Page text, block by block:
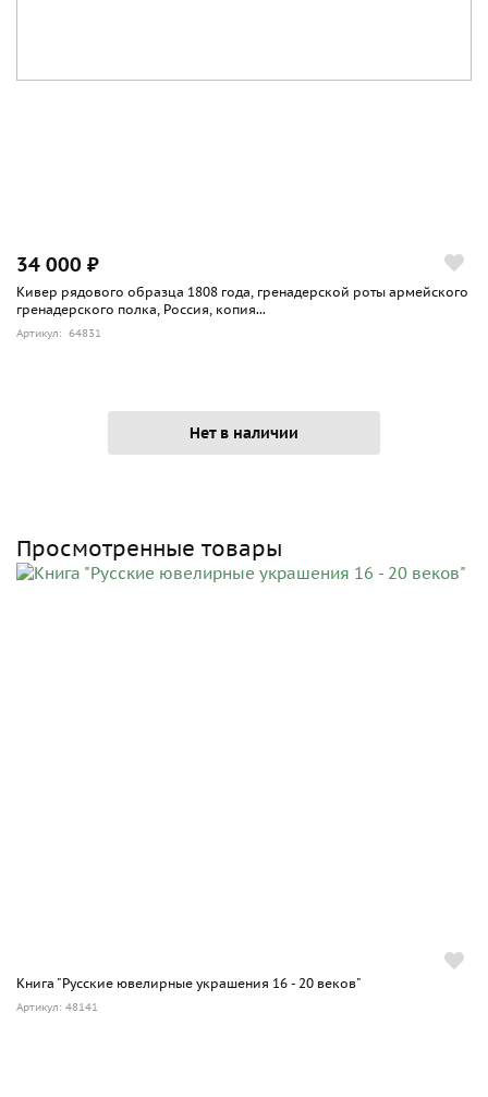
34 000 ₽
Кивер рядового образца 1808 года, гренадерской роты армейского
гренадерского полка, Россия, копия...
Артикул: 64831
Нет в наличии
Просмотренные товары
Книга "Русские ювелирные украшения 16 - 20 веков"
Артикул: 48141